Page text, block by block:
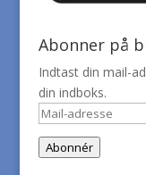
Abonner på
Indtast din mail-
din indboks.
Mail-
adresse
Abonnér